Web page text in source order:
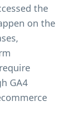
the
on the
GA4